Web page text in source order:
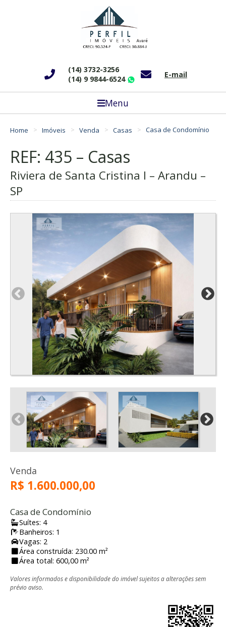
(14) 3732-3256
(14) 9 9844-6524
WhatsApp
E-mail
Menu
Home Imóveis Venda Casas Casa de Condomínio
REF: 435 – Casas
Riviera de Santa Cristina I – Arandu –
SP
Venda
R$ 1.600.000,00
Casa de Condomínio
Suítes: 4
Banheiros: 1
Vagas: 2
Área construída: 230.00 m²
Área total: 600,00 m²
Valores informados e disponibilidade do imóvel sujeitos a alterações sem
prévio aviso.